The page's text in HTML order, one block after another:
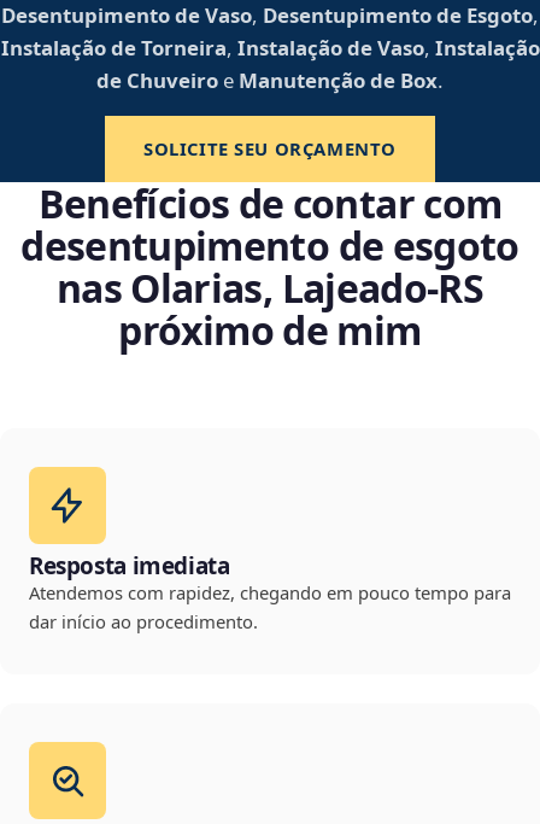
Desentupimento de Vaso, Desentupimento de Esgoto,
Instalação de Torneira, Instalação de Vaso, Instalação
de Chuveiro e Manutenção de Box.
SOLICITE SEU ORÇAMENTO
Benefícios de contar com
desentupimento de esgoto
nas Olarias, Lajeado‑RS
próximo de mim
Resposta imediata
Atendemos com rapidez, chegando em pouco tempo para
dar início ao procedimento.